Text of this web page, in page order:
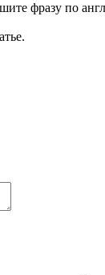
фразу по